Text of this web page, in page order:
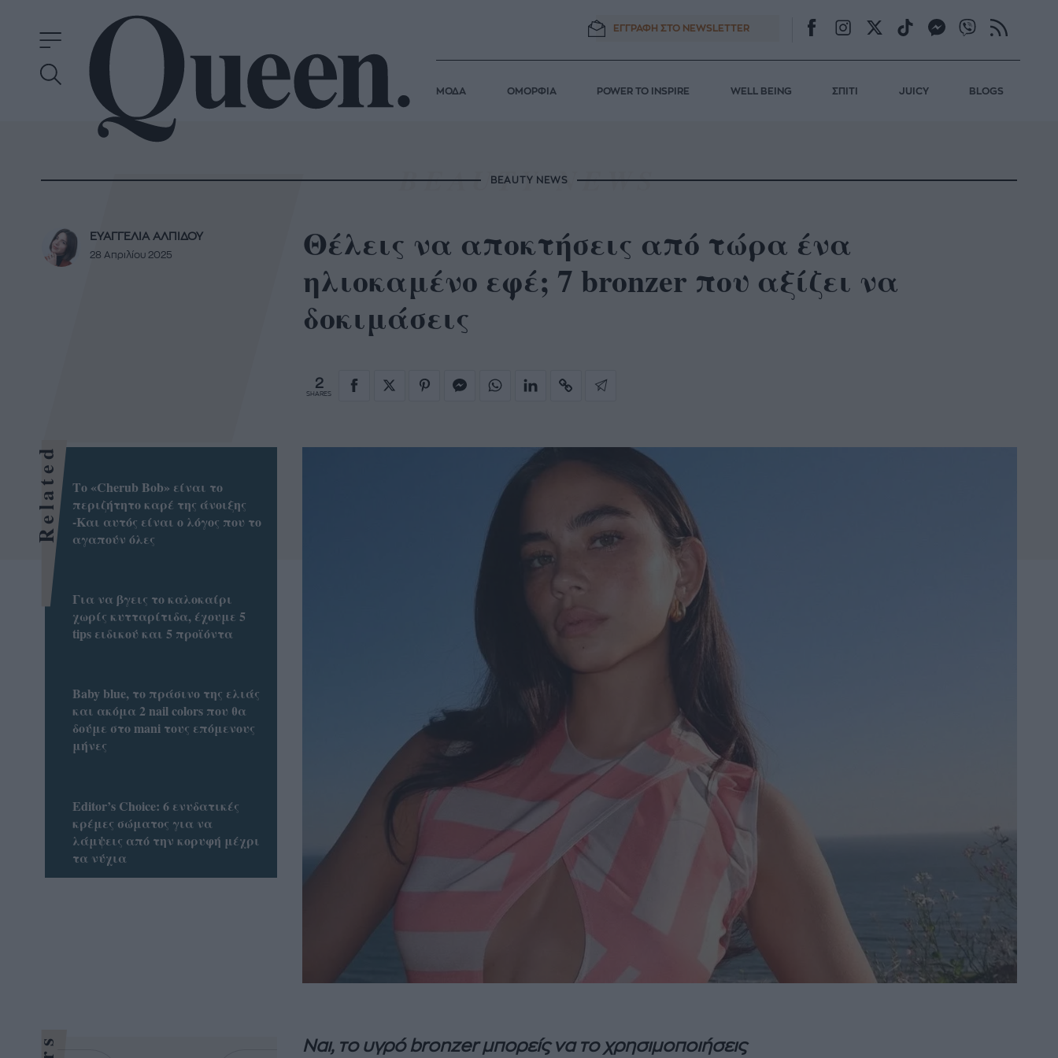
ΕΓΓΡΑΦΗ ΣΤΟ NEWSLETTER
ΜΟΔΑ ΟΜΟΡΦΙΑ POWER TO INSPIRE WELL BEING ΣΠΙΤΙ JUICY BLOGS
BEAUTY NEWS
Θέλεις να αποκτήσεις από τώρα ένα
ηλιοκαμένο εφέ; 7 bronzer που αξίζει να
δοκιμάσεις
2
SHARES
ΕΥΑΓΓΕΛΙΑ ΑΛΠΙΔΟΥ
28 Απριλίου 2025
Ναι, το υγρό bronzer μπορείς να το χρησιμοποιήσεις
Related
Το «Cherub Bob» είναι το
περιζήτητο καρέ της άνοιξης
-Και αυτός είναι ο λόγος που το
αγαπούν όλες
Για να βγεις το καλοκαίρι
χωρίς κυτταρίτιδα, έχουμε 5
tips ειδικού και 5 προϊόντα
Baby blue, το πράσινο της ελιάς
και ακόμα 2 nail colors που θα
δούμε στο mani τους επόμενους
μήνες
Editor’s Choice: 6 ενυδατικές
κρέμες σώματος για να
λάμψεις από την κορυφή μέχρι
τα νύχια